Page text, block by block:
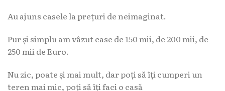
Au ajuns casele la prețuri de neimaginat.
Pur și simplu am vâzut case de 150 mii, de 200 mii, de
250 mii de Euro.
Nu zic, poate și mai mult, dar poți să îți cumperi un
teren mai mic, poți să îți faci o casă